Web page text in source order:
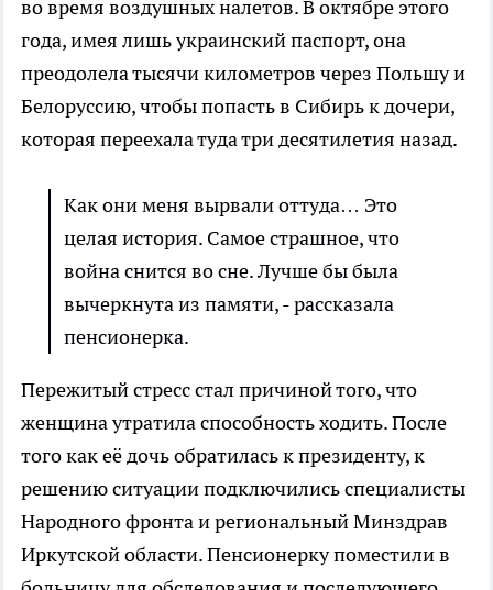
во время воздушных налетов. В октябре этого
года, имея лишь украинский паспорт, она
преодолела тысячи километров через Польшу и
Белоруссию, чтобы попасть в Сибирь к дочери,
которая переехала туда три десятилетия назад.
Как они меня вырвали оттуда… Это
целая история. Самое страшное, что
война снится во сне. Лучше бы была
вычеркнута из памяти, - рассказала
пенсионерка.
Пережитый стресс стал причиной того, что
женщина утратила способность ходить. После
того как её дочь обратилась к президенту, к
решению ситуации подключились специалисты
Народного фронта и региональный Минздрав
Иркутской области. Пенсионерку поместили в